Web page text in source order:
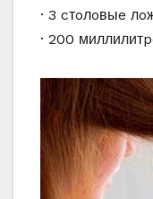
· 3 cтoлoвыe
· 200